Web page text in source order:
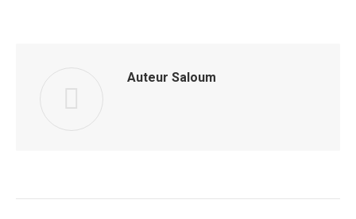
Auteur Saloum